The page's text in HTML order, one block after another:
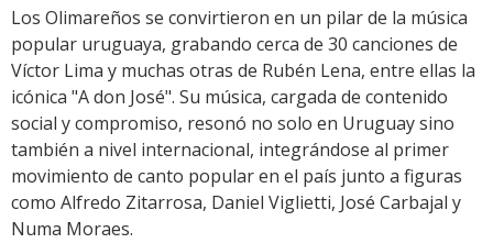
Los Olimareños se convirtieron en un pilar de la música
popular uruguaya, grabando cerca de 30 canciones de
Víctor Lima y muchas otras de Rubén Lena, entre ellas la
icónica "A don José". Su música, cargada de contenido
social y compromiso, resonó no solo en Uruguay sino
también a nivel internacional, integrándose al primer
movimiento de canto popular en el país junto a figuras
como Alfredo Zitarrosa, Daniel Viglietti, José Carbajal y
Numa Moraes.